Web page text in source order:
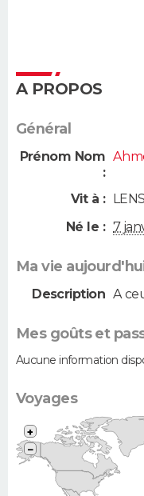
A PROPOS
Général
Prénom Nom
:
Vit à : LENS
Né le : 7
Ma vie
Description A
Mes goûts et
Aucune information
Voyages
+
−